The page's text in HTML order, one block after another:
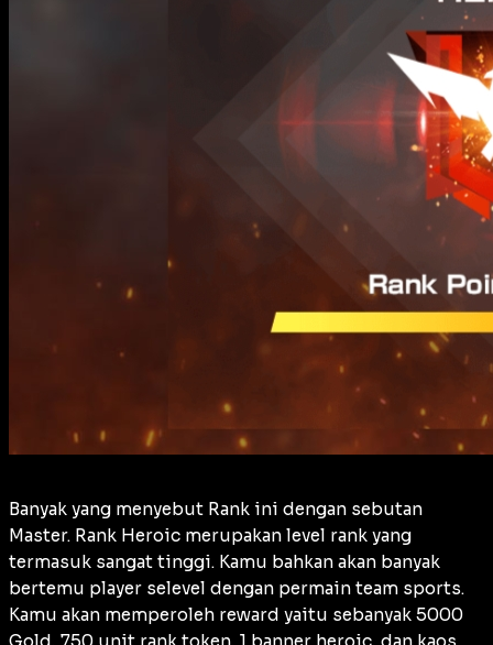
Banyak yang menyebut Rank ini dengan sebutan
Master. Rank Heroic merupakan level rank yang
termasuk sangat tinggi. Kamu bahkan akan banyak
bertemu player selevel dengan permain team sports.
Kamu akan memperoleh reward yaitu sebanyak 5000